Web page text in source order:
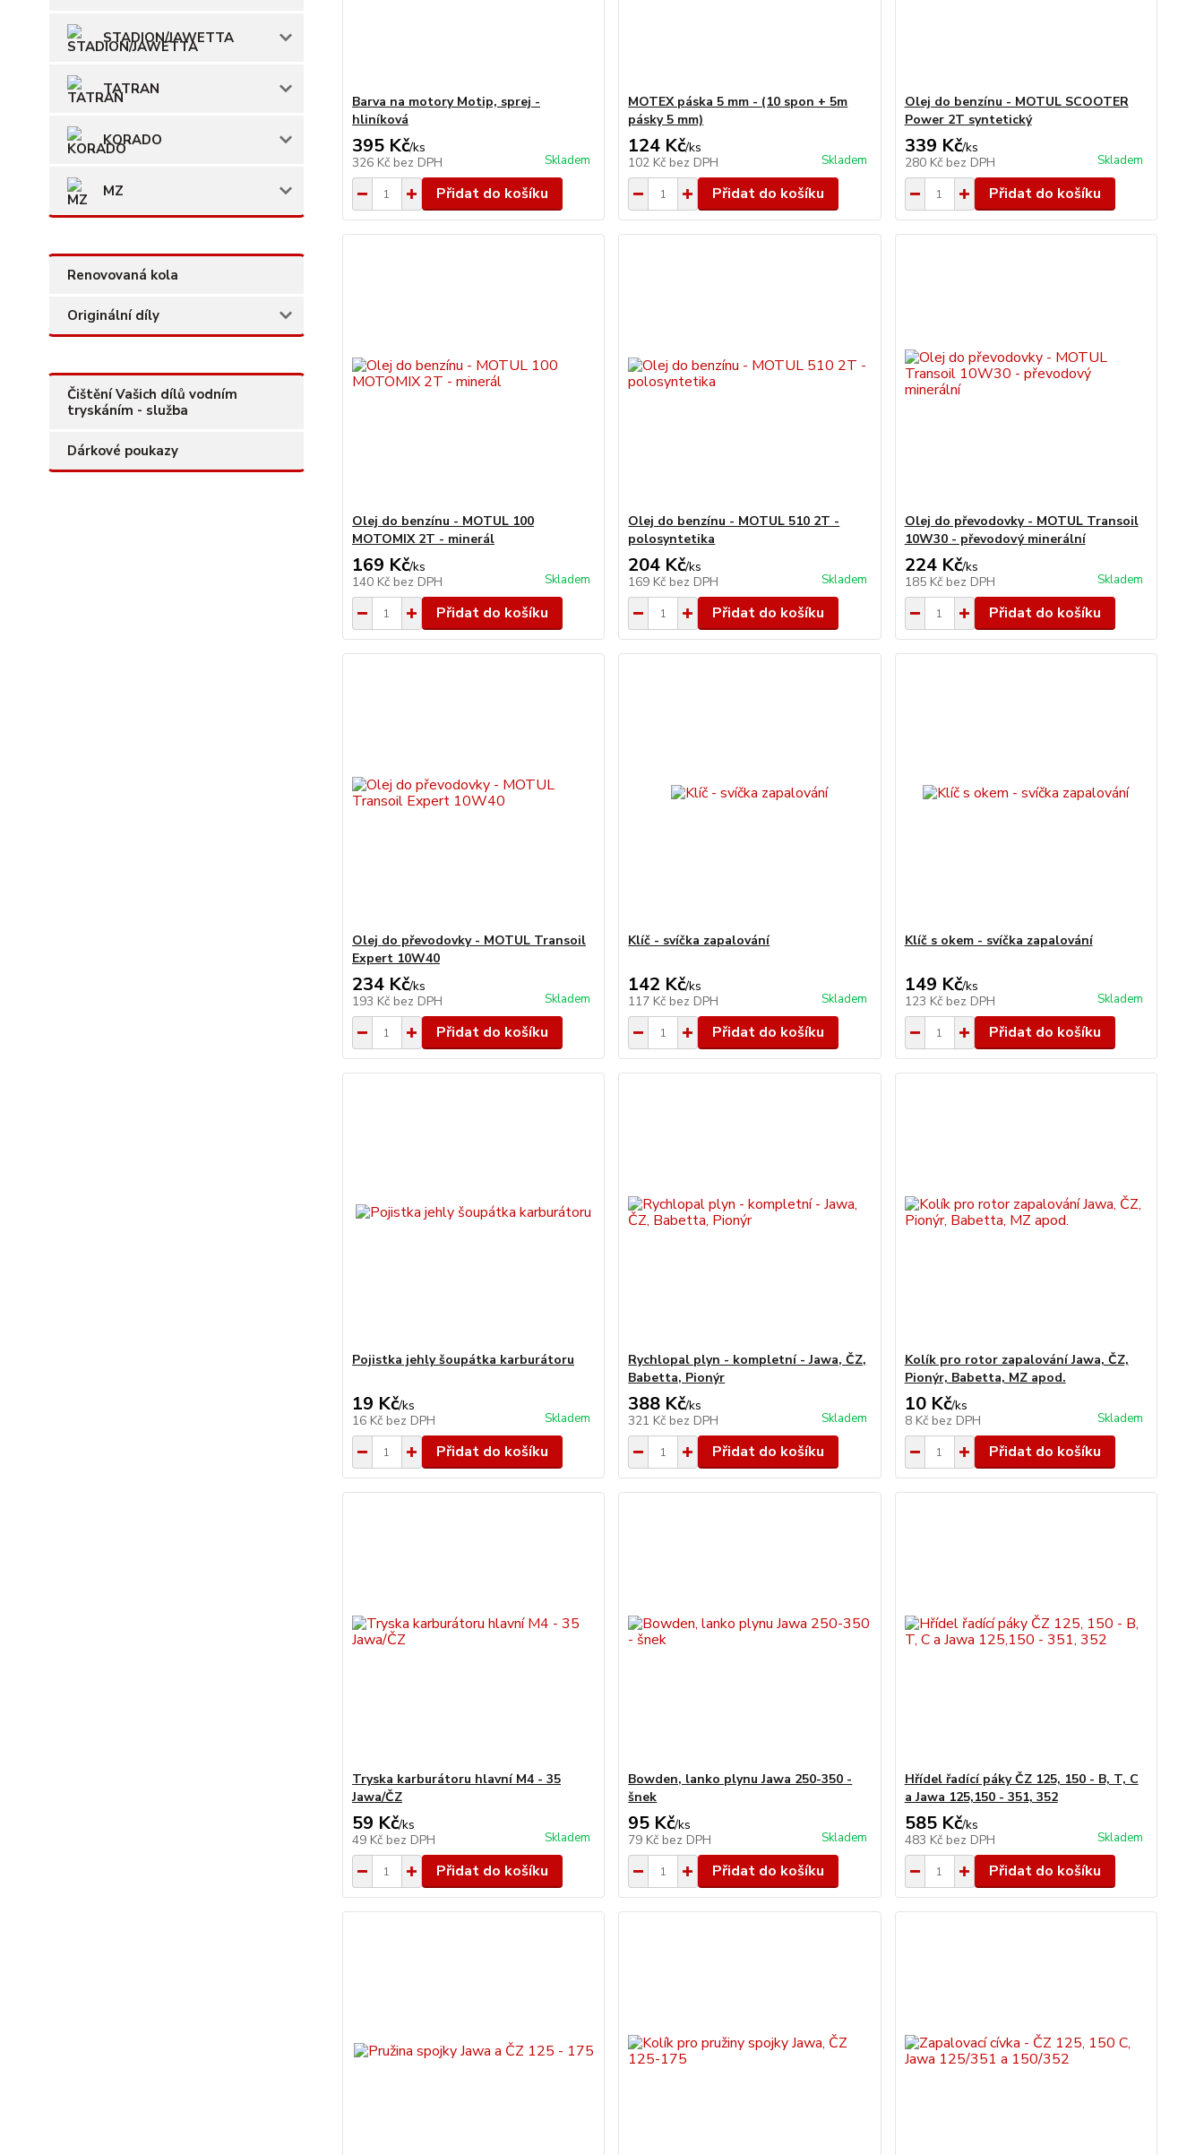
STADION/JAWETTA
TATRAN
KORADO
MZ
Renovovaná kola
Originální díly
Čištění Vašich dílů vodním
tryskáním - služba
Dárkové poukazy
Barva na motory Motip, sprej -
hliníková
395 Kč/ks
326 Kč bez DPH Skladem
Přidat do košíku
MOTEX páska 5 mm - (10 spon + 5m
pásky 5 mm)
124 Kč/ks
102 Kč bez DPH Skladem
Přidat do košíku
Olej do benzínu - MOTUL SCOOTER
Power 2T syntetický
339 Kč/ks
280 Kč bez DPH Skladem
Přidat do košíku
Olej do benzínu - MOTUL 100
MOTOMIX 2T - minerál
169 Kč/ks
140 Kč bez DPH Skladem
Přidat do košíku
Olej do benzínu - MOTUL 510 2T -
polosyntetika
204 Kč/ks
169 Kč bez DPH Skladem
Přidat do košíku
Olej do převodovky - MOTUL Transoil
10W30 - převodový minerální
224 Kč/ks
185 Kč bez DPH Skladem
Přidat do košíku
Olej do převodovky - MOTUL Transoil
Expert 10W40
234 Kč/ks
193 Kč bez DPH Skladem
Přidat do košíku
Klíč - svíčka zapalování
142 Kč/ks
117 Kč bez DPH Skladem
Přidat do košíku
Klíč s okem - svíčka zapalování
149 Kč/ks
123 Kč bez DPH Skladem
Přidat do košíku
Pojistka jehly šoupátka karburátoru
19 Kč/ks
16 Kč bez DPH Skladem
Přidat do košíku
Rychlopal plyn - kompletní - Jawa, ČZ,
Babetta, Pionýr
388 Kč/ks
321 Kč bez DPH Skladem
Přidat do košíku
Kolík pro rotor zapalování Jawa, ČZ,
Pionýr, Babetta, MZ apod.
10 Kč/ks
8 Kč bez DPH Skladem
Přidat do košíku
Tryska karburátoru hlavní M4 - 35
Jawa/ČZ
59 Kč/ks
49 Kč bez DPH Skladem
Přidat do košíku
Bowden, lanko plynu Jawa 250-350 -
šnek
95 Kč/ks
79 Kč bez DPH Skladem
Přidat do košíku
Hřídel řadící páky ČZ 125, 150 - B, T, C
a Jawa 125,150 - 351, 352
585 Kč/ks
483 Kč bez DPH Skladem
Přidat do košíku